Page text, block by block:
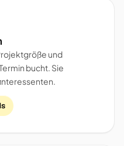
und
bucht. Sie